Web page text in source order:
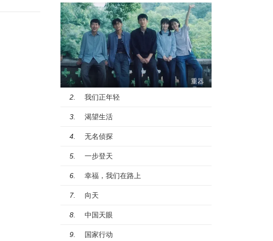
重器
2.
我们正年轻
3. 渴望生活
4. 无名侦探
5. 一步登天
6. 幸福，我们在路上
7. 向天
8. 中国天眼
9. 国家行动